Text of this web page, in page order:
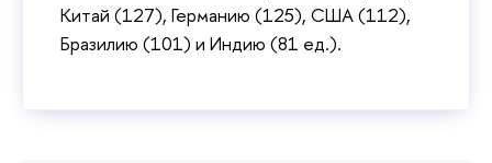
Китай (127), Германию (125), США (112),
Бразилию (101) и Индию (81 ед.).